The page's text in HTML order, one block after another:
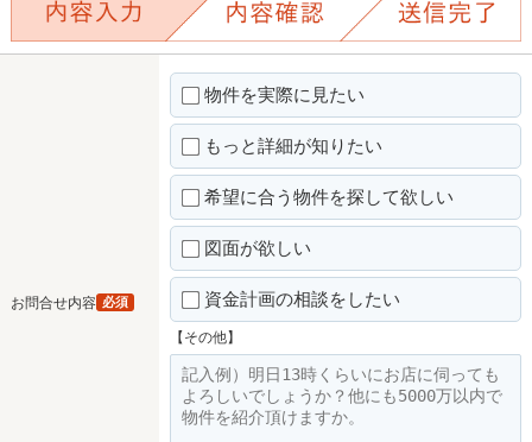
お問合せ内容 必須
物件を実際に見たい
もっと詳細が知りたい
希望に合う物件を探して欲しい
図面が欲しい
資金計画の相談をしたい
【その他】